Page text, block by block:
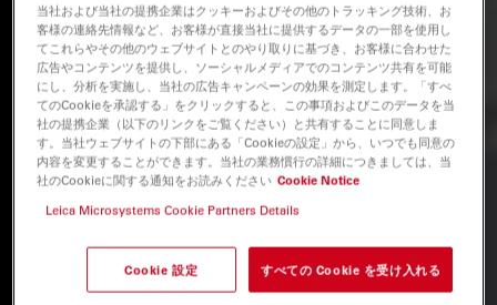
当社および当社の提携企業はクッキーおよびその他のトラッキング技術、お
客様の連絡先情報など、お客様が直接当社に提供するデータの一部を使用し
てこれらやその他のウェブサイトとのやり取りに基づき、お客様に合わせた
広告やコンテンツを提供し、ソーシャルメディアでのコンテンツ共有を可能
にし、分析を実施し、当社の広告キャンペーンの効果を測定します。「すべ
てのCookieを承認する」をクリックすると、この事項およびこのデータを当
社の提携企業（以下のリンクをご覧ください）と共有することに同意しま
す。当社ウェブサイトの下部にある「Cookieの設定」から、いつでも同意の
内容を変更することができます。当社の業務慣行の詳細につきましては、当
社のCookieに関する通知をお読みください Cookie Notice
Leica Microsystems Cookie Partners Details
Cookie 設定 すべての Cookie を受け入れる